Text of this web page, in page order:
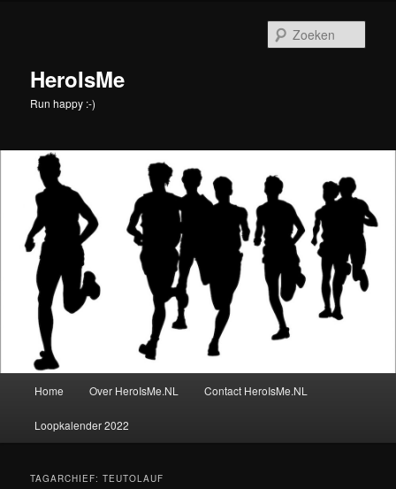
inhoud
inhoudHeroIsMe
Run happy :-)
Home Over HeroIsMe.NL Contact HeroIsMe.NL
Loopkalender 2022
TAGARCHIEF:TEUTOLAUF